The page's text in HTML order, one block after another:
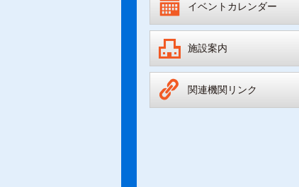
イベントカレンダー
施設案内
関連機関リンク